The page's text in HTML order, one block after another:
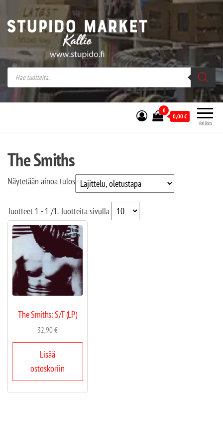
Stupido Market – verkossa ja kivijalassa
Stupido Market on vaihtoehtomusaan
erikoistunut verkko- sekä
kivijalkakauppa Helsingissä Kallion
sydämessä.
Valikko
0
0,00€
The Smiths
Näytetään ainoa tulos
Tuotteet 1 - 1 /1. Tuotteita sivulla
The Smiths: S/T (LP)
32,90€
Lisää
ostoskoriin